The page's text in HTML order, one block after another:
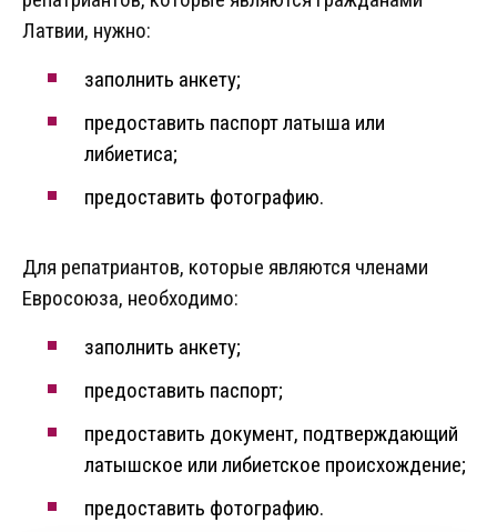
Латвии, нужно:
заполнить анкету;
предоставить паспорт латыша или
либиетиса;
предоставить фотографию.
Для репатриантов, которые являются членами
Евросоюза, необходимо:
заполнить анкету;
предоставить паспорт;
предоставить документ, подтверждающий
латышское или либиетское происхождение;
предоставить фотографию.